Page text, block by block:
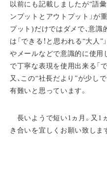
以前にも記載しましたが“語
ンプットとアウトプット」が
プット)だけではダメで、意
は「できる！と思われる“大人
やメールなどで意識的に使用
で丁寧な表現を使用出来る「で
又、この“社長だより”が少し
有難いと思っています。
長いようで短い1ヵ月。又1
き合いを宜しくお願い致しま